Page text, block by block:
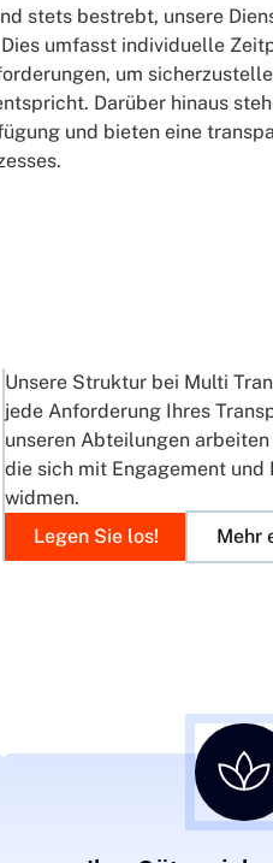
stets bestrebt, unsere
umfasst individuelle
um
Darüber hinaus
und bieten eine
Unsere Struktur bei Multi
jede Anforderung Ihres
unseren Abteilungen
die sich mit Engagement und
widmen.
Legen Sie los!
Mehr